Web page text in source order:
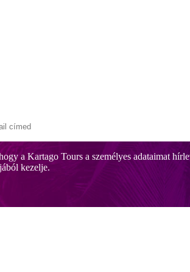
az UNESCO világörökség része. Manavgat
a Kartago Tours a személyes adataimat
kezelje.